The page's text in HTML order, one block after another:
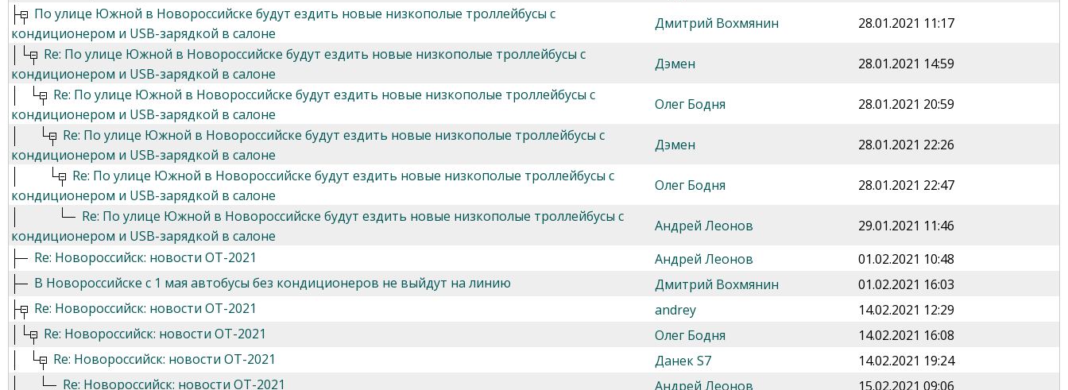
По улице Южной в Новороссийске будут ездить новые низкополые троллейбусы с
кондиционером и USB-зарядкой в салоне
Дмитрий Вохмянин
28.01.2021 11:17
Re: По улице Южной в Новороссийске будут ездить новые низкополые троллейбусы с
кондиционером и USB-зарядкой в салоне
Дэмен
28.01.2021 14:59
Re: По улице Южной в Новороссийске будут ездить новые низкополые троллейбусы с
кондиционером и USB-зарядкой в салоне
Олег Бодня
28.01.2021 20:59
Re: По улице Южной в Новороссийске будут ездить новые низкополые троллейбусы с
кондиционером и USB-зарядкой в салоне
Дэмен
28.01.2021 22:26
Re: По улице Южной в Новороссийске будут ездить новые низкополые троллейбусы с
кондиционером и USB-зарядкой в салоне
Олег Бодня
28.01.2021 22:47
Re: По улице Южной в Новороссийске будут ездить новые низкополые троллейбусы с
кондиционером и USB-зарядкой в салоне
Андрей Леонов
29.01.2021 11:46
Re: Новороссийск: новости ОТ-2021
Андрей Леонов
01.02.2021 10:48
В Новороссийске с 1 мая автобусы без кондиционеров не выйдут на линию
Дмитрий Вохмянин
01.02.2021 16:03
Re: Новороссийск: новости ОТ-2021
andrey
14.02.2021 12:29
Re: Новороссийск: новости ОТ-2021
Олег Бодня
14.02.2021 16:08
Re: Новороссийск: новости ОТ-2021
Данек S7
14.02.2021 19:24
Re: Новороссийск: новости ОТ-2021
Андрей Леонов
15.02.2021 09:06